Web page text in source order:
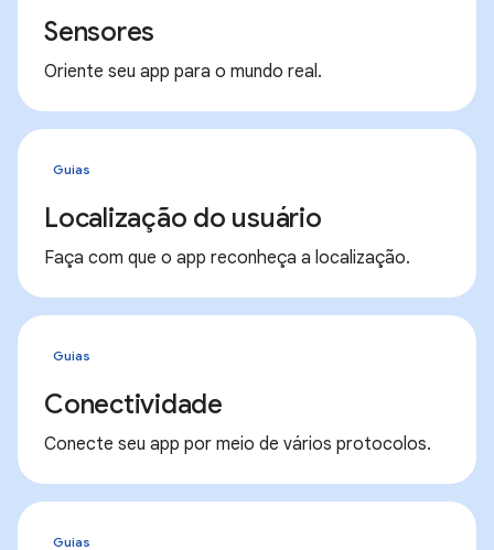
Sensores
Oriente seu app para o mundo real.
Guias
Localização do usuário
Faça com que o app reconheça a localização.
Guias
Conectividade
Conecte seu app por meio de vários protocolos.
Guias